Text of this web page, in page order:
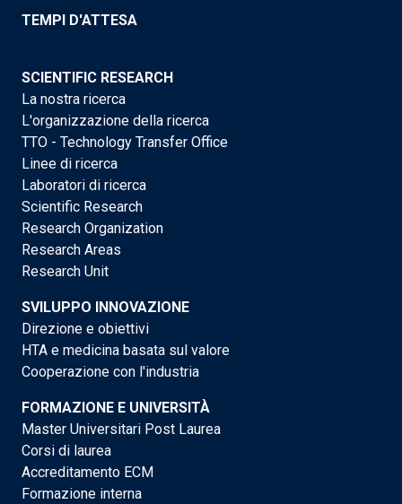
TEMPI D'ATTESA
SCIENTIFIC RESEARCH
La nostra ricerca
L'organizzazione della ricerca
TTO - Technology Transfer Office
Linee di ricerca
Laboratori di ricerca
Scientific Research
Research Organization
Research Areas
Research Unit
SVILUPPO INNOVAZIONE
Direzione e obiettivi
HTA e medicina basata sul valore
Cooperazione con l'industria
FORMAZIONE E UNIVERSITÀ
Master Universitari Post Laurea
Corsi di laurea
Accreditamento ECM
Formazione interna